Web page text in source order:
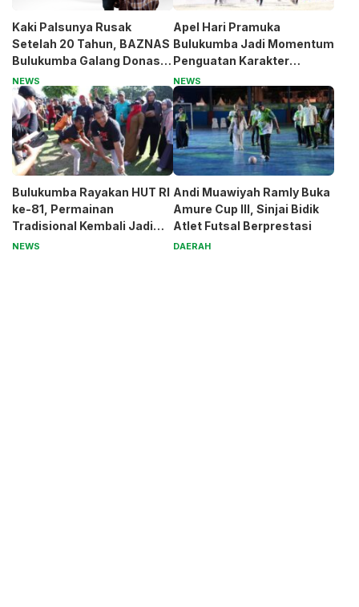
Kaki Palsunya Rusak
Setelah 20 Tahun, BAZNAS
Bulukumba Galang Donasi
untuk Pak Pardi
NEWS
Apel Hari Pramuka
Bulukumba Jadi Momentum
Penguatan Karakter
Generasi Muda
NEWS
Bulukumba Rayakan HUT RI
ke-81, Permainan
Tradisional Kembali Jadi
Magnet
NEWS
Andi Muawiyah Ramly Buka
Amure Cup III, Sinjai Bidik
Atlet Futsal Berprestasi
DAERAH